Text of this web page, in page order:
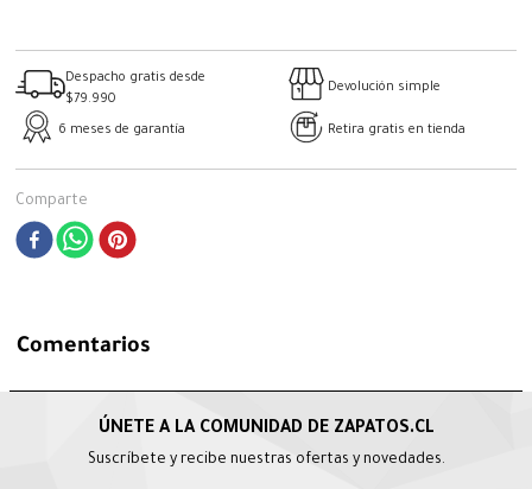
Despacho gratis desde
$79.990
Devolución simple
6 meses de garantía Retira gratis en tienda
Comparte
Comentarios
Suscríbete y recibe nuestras ofertas y novedades.